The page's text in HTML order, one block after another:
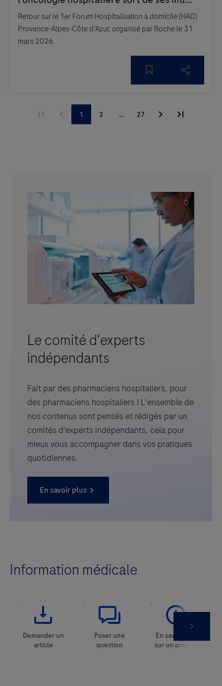
Le comité d'experts
indépendants
Fait par des pharmaciens hospitaliers, pour
des pharmaciens hospitaliers ! L'ensemble de
nos contenus sont pensés et rédigés par un
comités d'experts indépendants, cela pour
mieux vous accompagner dans vos pratiques
quotidiennes.
En savoir plus
Information médicale